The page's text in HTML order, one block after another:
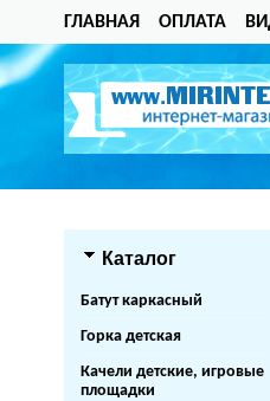
ГЛАВНАЯ ОПЛАТА
Каталог
Батут каркасный
Горка детская
Качели детские, игровые
площадки